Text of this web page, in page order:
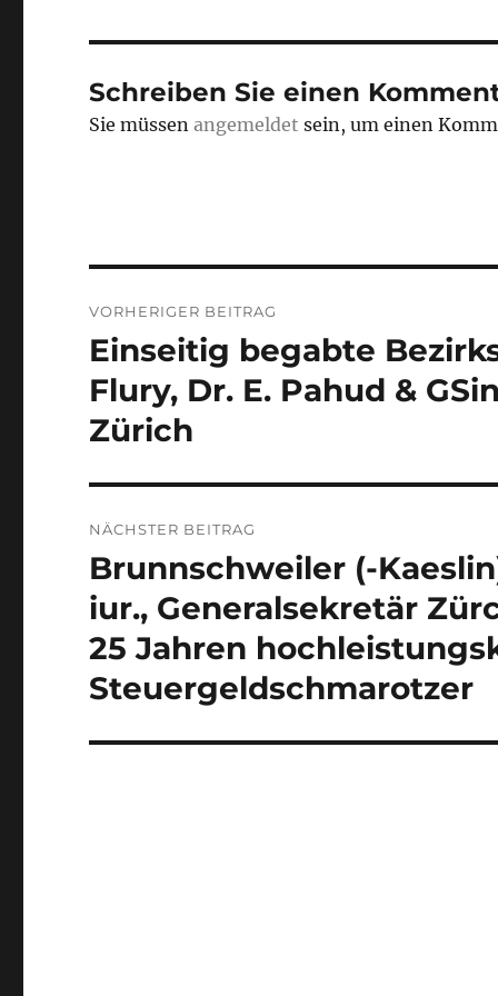
Schreiben Sie einen
Sie müssenangemeldet sein, um einen
Navigation
VORHERIGER BEITRAG
Vorheriger
Beitrag:
Einseitig begabte
Flury, Dr. E. Pahud &
Zürich
NÄCHSTER BEITRAG
Nächster
Beitrag:
Brunnschweiler (-
iur., Generalsekretär
25 Jahren
Steuergeldschmarotzer